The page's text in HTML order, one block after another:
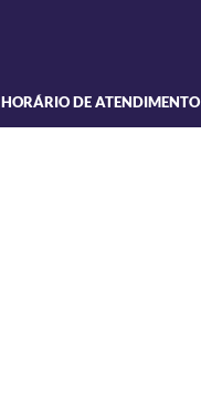
HORÁRIO DE ATENDIMENTO